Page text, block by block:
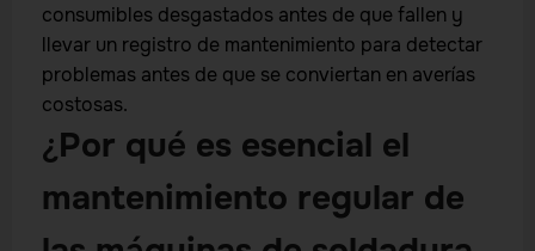
consumibles desgastados antes de que fallen y
llevar un registro de mantenimiento para detectar
problemas antes de que se conviertan en averías
costosas.
¿Por qué es esencial el
mantenimiento regular de